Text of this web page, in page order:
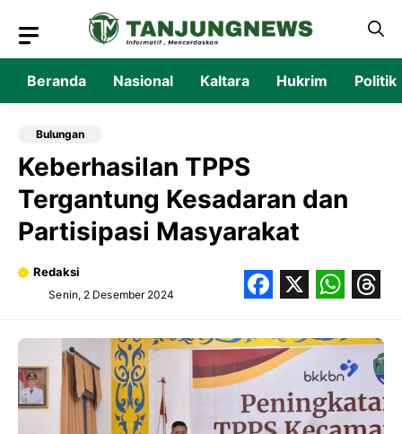
isi
Beranda Nasional Kaltara Hukrim Politik
Bulungan
Keberhasilan TPPS
Tergantung Kesadaran dan
Partisipasi Masyarakat
Redaksi
Senin, 2 Desember 2024